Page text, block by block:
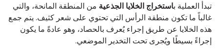
تبدأ العملية باستخراج الخلايا الجذعية من المنطقة المانحة، والتي
غالباً ما تكون منطقة الرأس التي تحتوي على شعر كثيف. يتم جمع
هذه الخلايا عن طريق إجراء يُعرف بالحصاد، وهو عادةً ما يكون
إجراءً بسيطًا ويُجرى تحت التخدير الموضعي.